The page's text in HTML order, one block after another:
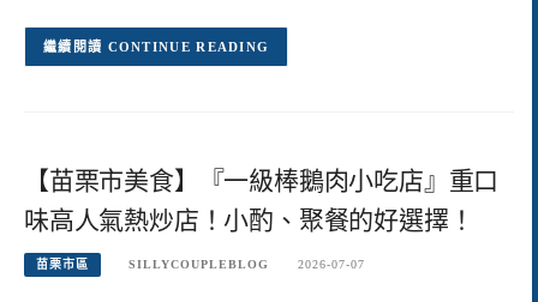
CONTINUE READING
【苗栗市美食】『一級棒鵝肉小吃店』重口
味高人氣熱炒店！小酌、聚餐的好選擇！
苗栗市區 SILLYCOUPLEBLOG 2026-07-07